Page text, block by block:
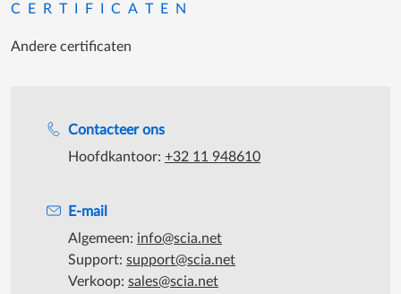
Contacteer ons
Hoofdkantoor: +32 11 948610
E-mail
Algemeen: info@scia.net
Support: support@scia.net
Verkoop: sales@scia.net
CERTIFICATEN
Andere certificaten